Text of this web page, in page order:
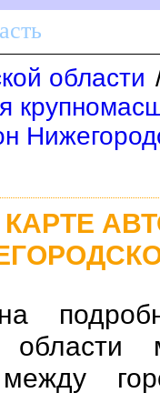
области
КАРТЕ
между